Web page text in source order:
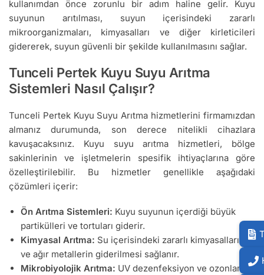
kullanımdan önce zorunlu bir adım haline gelir. Kuyu
suyunun arıtılması, suyun içerisindeki zararlı
mikroorganizmaları, kimyasalları ve diğer kirleticileri
gidererek, suyun güvenli bir şekilde kullanılmasını sağlar.
Tunceli Pertek Kuyu Suyu Arıtma
Sistemleri Nasıl Çalışır?
Tunceli Pertek Kuyu Suyu Arıtma hizmetlerini firmamızdan
almanız durumunda, son derece nitelikli cihazlara
kavuşacaksınız. Kuyu suyu arıtma hizmetleri, bölge
sakinlerinin ve işletmelerin spesifik ihtiyaçlarına göre
özelleştirilebilir. Bu hizmetler genellikle aşağıdaki
çözümleri içerir:
Ön Arıtma Sistemleri: Kuyu suyunun içerdiği büyük
partikülleri ve tortuları giderir.
Kimyasal Arıtma: Su içerisindeki zararlı kimyasalların
ve ağır metallerin giderilmesi sağlanır.
Mikrobiyolojik Arıtma: UV dezenfeksiyon ve ozonlama